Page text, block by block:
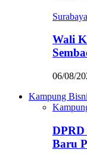
Surabaya
Wali
06/08/
Kampung
Baru